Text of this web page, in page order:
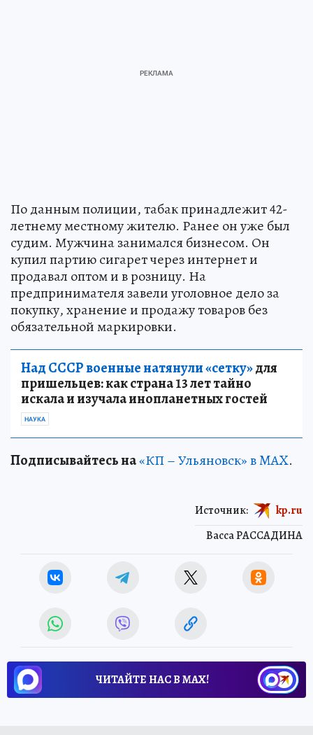
По данным полиции, табак принадлежит 42-
летнему местному жителю. Ранее он уже был
судим. Мужчина занимался бизнесом. Он
купил партию сигарет через интернет и
продавал оптом и в розницу. На
предпринимателя завели уголовное дело за
покупку, хранение и продажу товаров без
обязательной маркировки.
Над СССР военные натянули «сетку»для
пришельцев: как страна 13 лет тайно
искала и изучала инопланетных гостей
НАУКА
Подписывайтесь на«КП – Ульяновск» в MAX.
Васса РАССАДИНА
Источник: kp.ru
ЧИТАЙТЕ НАС В МАХ!